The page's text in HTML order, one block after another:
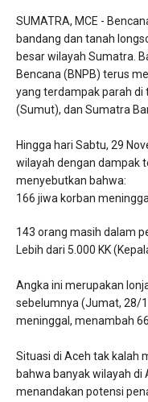
SUMATRA, MCE -
bandang dan tanah
besar wilayah Sumatra.
Bencana (BNPB) terus
yang terdampak parah di
(Sumut), dan Sumatra
​Hingga hari Sabtu, 29
wilayah dengan dampak
menyebutkan bahwa:
​166 jiwa korban meninggal.
​143 orang masih dalam
​Lebih dari 5.000 KK
​Angka ini merupakan
sebelumnya (Jumat, 28/
meninggal, menambah
​Situasi di Aceh tak kalah
bahwa banyak wilayah di
menandakan potensi